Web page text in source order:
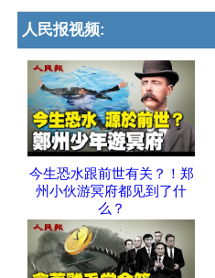
人民报视频:
今生恐水跟前世有关？！郑
州小伙游冥府都见到了什
么？